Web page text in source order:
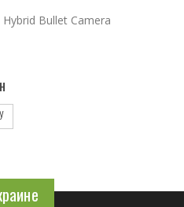
Bullet Camera